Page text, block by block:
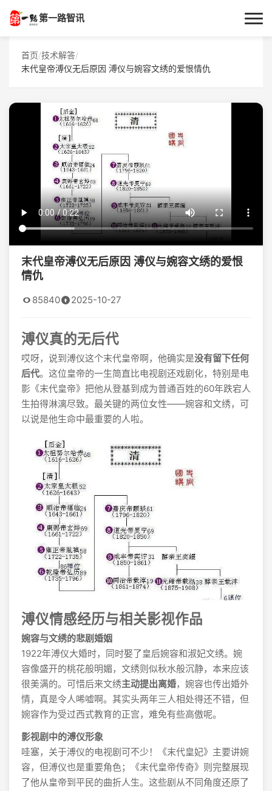
第一路智讯
首页
实用技巧
首页 /技术解答/
末代皇帝溥仪无后原因 溥仪与婉容文绣的爱恨情仇
末代皇帝溥仪无后原因 溥仪与婉容文绣的爱恨
情仇
85840 2025-10-27
溥仪真的无后代
哎呀，说到溥仪这个末代皇帝啊，他确实是没有留下任何
后代。这位皇帝的一生简直比电视剧还戏剧化，特别是电
影《末代皇帝》把他从登基到成为普通百姓的60年跌宕人
生拍得淋漓尽致。最关键的两位女性——婉容和文绣，可
以说是他生命中最重要的人啦。
溥仪情感经历与相关影视作品
婉容与文绣的悲剧婚姻
1922年溥仪大婚时，同时娶了皇后婉容和淑妃文绣。婉
容像盛开的桃花般明媚，文绣则似秋水般沉静，本来应该
很美满的。可惜后来文绣主动提出离婚，婉容也传出婚外
情，真是令人唏嘘啊。其实头两年三人相处得还不错，但
婉容作为受过西式教育的正宫，难免有些高傲呢。
影视剧中的溥仪形象
哇塞，关于溥仪的电视剧可不少！《末代皇妃》主要讲婉
容，但溥仪也是重要角色；《末代皇帝传奇》则完整展现
了他从皇帝到平民的曲折人生。这些剧从不同角度还原了